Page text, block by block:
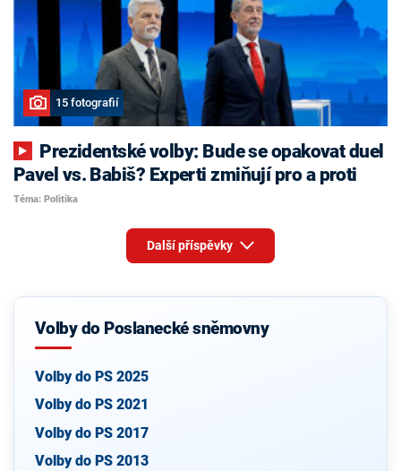
15 fotografií
Pavel vs. Babiš? Experti zmiňují pro a proti
Téma: Politika
Další příspěvky
Volby do Poslanecké sněmovny
Volby do PS 2025
Volby do PS 2021
Volby do PS 2017
Volby do PS 2013